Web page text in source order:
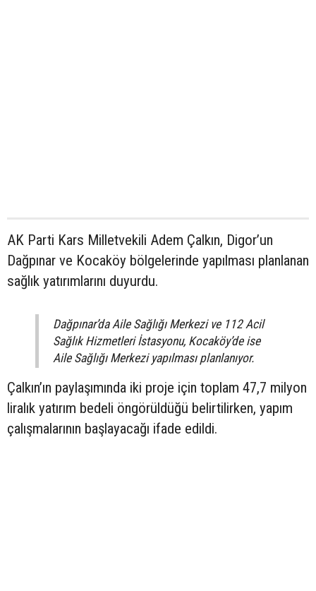
AK Parti Kars Milletvekili Adem Çalkın, Digor’un
Dağpınar ve Kocaköy bölgelerinde yapılması planlanan
sağlık yatırımlarını duyurdu.
Dağpınar’da Aile Sağlığı Merkezi ve 112 Acil
Sağlık Hizmetleri İstasyonu, Kocaköy’de ise
Aile Sağlığı Merkezi yapılması planlanıyor.
Çalkın’ın paylaşımında iki proje için toplam 47,7 milyon
liralık yatırım bedeli öngörüldüğü belirtilirken, yapım
çalışmalarının başlayacağı ifade edildi.